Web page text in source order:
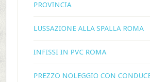
PROVINCIA
LUSSAZIONE ALLA SPALLA ROMA
INFISSI IN PVC ROMA
PREZZO NOLEGGIO CON